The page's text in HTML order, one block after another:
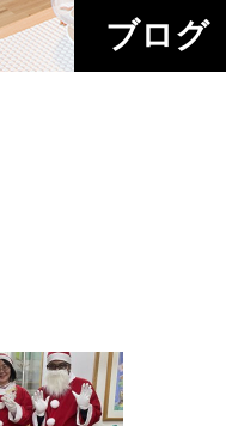
ブログ